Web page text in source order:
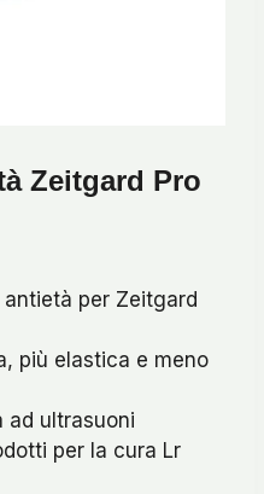
Zeitgard Pro
per Zeitgard
più elastica e meno
ad ultrasuoni
per la cura Lr